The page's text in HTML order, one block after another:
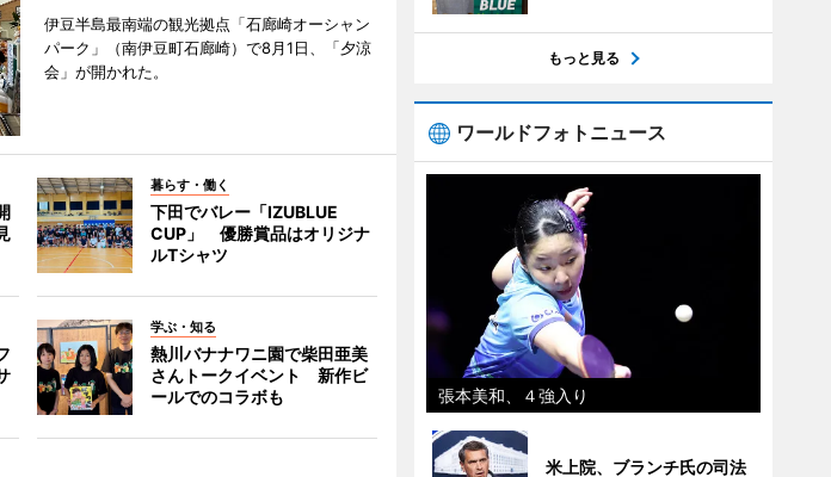
伊豆半島最南端の観光拠点「石廊崎オーシャン
パーク」（南伊豆町石廊崎）で8月1日、「夕涼
会」が開かれた。
暮らす・働く
下田でバレー「IZUBLUE
CUP」 優勝賞品はオリジナ
ルTシャツ
学ぶ・知る
熱川バナナワニ園で柴田亜美
さんトークイベント 新作ビ
ールでのコラボも
もっと見る
ワールドフォトニュース
張本美和、４強入り
米上院、ブランチ氏の司法